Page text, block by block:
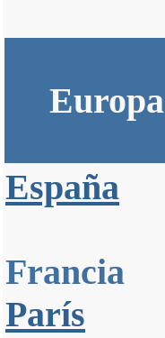
Europa
España
Francia
París